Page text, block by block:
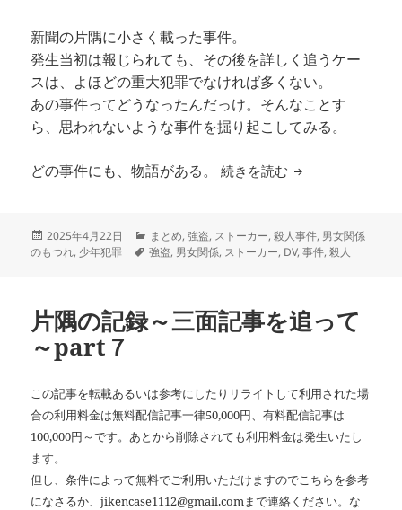
新聞の片隅に小さく載った事件。
発生当初は報じられても、その後を詳しく追うケー
スは、よほどの重大犯罪でなければ多くない。
あの事件ってどうなったんだっけ。そんなことす
ら、思われないような事件を掘り起こしてみる。
どの事件にも、物語がある。 続きを読む 片隅の記録〜三
投
稿
2025年4月22日
カ
テ
まとめ,強盗, ストーカー,殺人事件, 男女関係
のもつれ, 少年犯罪
タ
強盗, 男女関係, ストーカー, DV,事件,殺人
片隅の記録～三面記事を追って
～part７
この記事を転載あるいは参考にしたりリライトして利用された場
合の利用料金は無料配信記事一律50,000円、有料配信記事は
100,000円～です。あとから削除されても利用料金は発生いたし
ます。
但し、条件によって無料でご利用いただけますのでこちらを参考
になさるか、jikencase1112@gmail.comまで連絡ください。な